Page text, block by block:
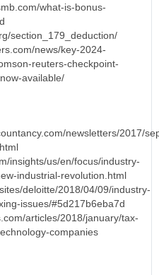
what-is-bonus-
section_179_deduction/
news/key-2024-
reuters-checkpoint-
available/
newsletters/2017/
insights/us/en/focus/industry-
industrial-revolution.html
deloitte/2018/04/09/industry-
issues/#5d217b6eba7d
articles/2018/january/tax-
companies